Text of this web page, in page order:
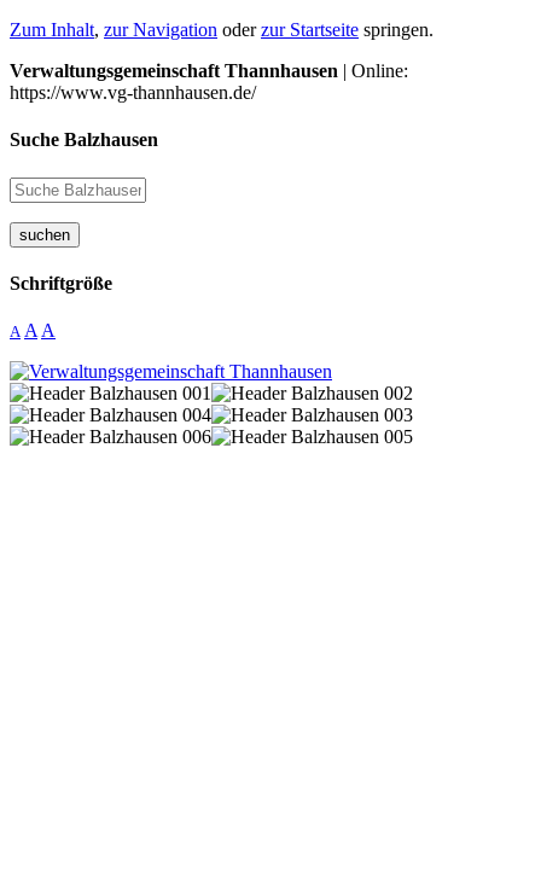
Zum Inhalt, zur Navigation oderzur Startseite springen.
Verwaltungsgemeinschaft Thannhausen | Online:
https://www.vg-thannhausen.de/
Suche Balzhausen
suchen
Schriftgröße
A A A